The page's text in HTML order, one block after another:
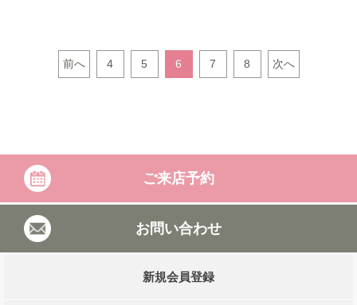
前へ 4 5 6 7 8 次へ
ご来店予約
お問い合わせ
新規会員登録